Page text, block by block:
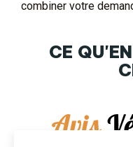
combiner votre
CE